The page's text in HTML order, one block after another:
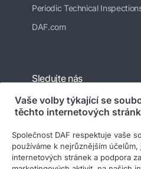
Periodic Technical
DAF.com
Sledujte nás
Vaše volby týkající se
těchto internetových
Společnost DAF respektuje vaše
používáme k nejrůznějším
internetových stránek a podpora